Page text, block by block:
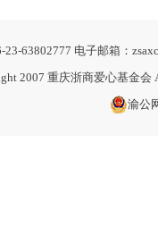
23-63802777 电子邮箱：
2007 重庆浙商爱心基金会
渝公